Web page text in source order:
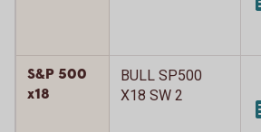
S&P 500
x18
BULL SP500
X18 SW 2